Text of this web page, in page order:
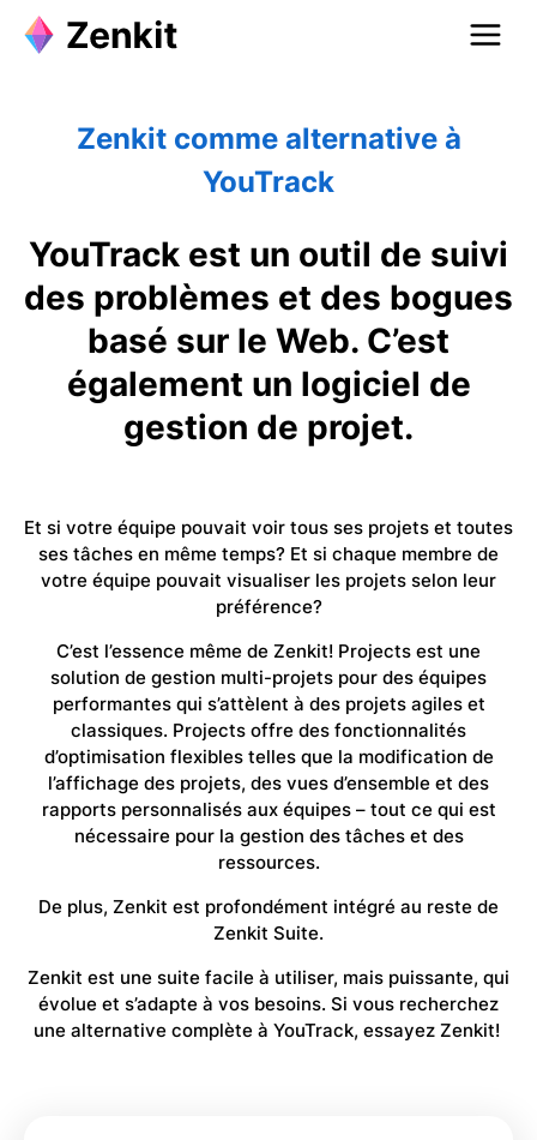
Zenkit comme alternative à
YouTrack
YouTrack est un outil de suivi
des problèmes et des bogues
basé sur le Web. C’est
également un logiciel de
gestion de projet.
Et si votre équipe pouvait voir tous ses projets et toutes
ses tâches en même temps? Et si chaque membre de
votre équipe pouvait visualiser les projets selon leur
préférence?
C’est l’essence même de Zenkit! Projects est une
solution de gestion multi-projets pour des équipes
performantes qui s’attèlent à des projets agiles et
classiques. Projects offre des fonctionnalités
d’optimisation flexibles telles que la modification de
l’affichage des projets, des vues d’ensemble et des
rapports personnalisés aux équipes – tout ce qui est
nécessaire pour la gestion des tâches et des
ressources.
De plus, Zenkit est profondément intégré au reste de
Zenkit Suite.
Zenkit est une suite facile à utiliser, mais puissante, qui
évolue et s’adapte à vos besoins. Si vous recherchez
une alternative complète à YouTrack, essayez Zenkit!